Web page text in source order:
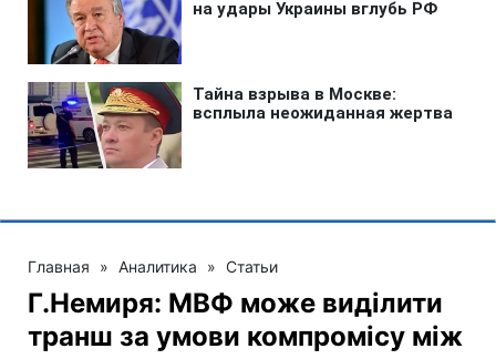
Главная » Аналитика » Статьи
Г.Немиря: МВФ може виділити
транш за умови компромісу між